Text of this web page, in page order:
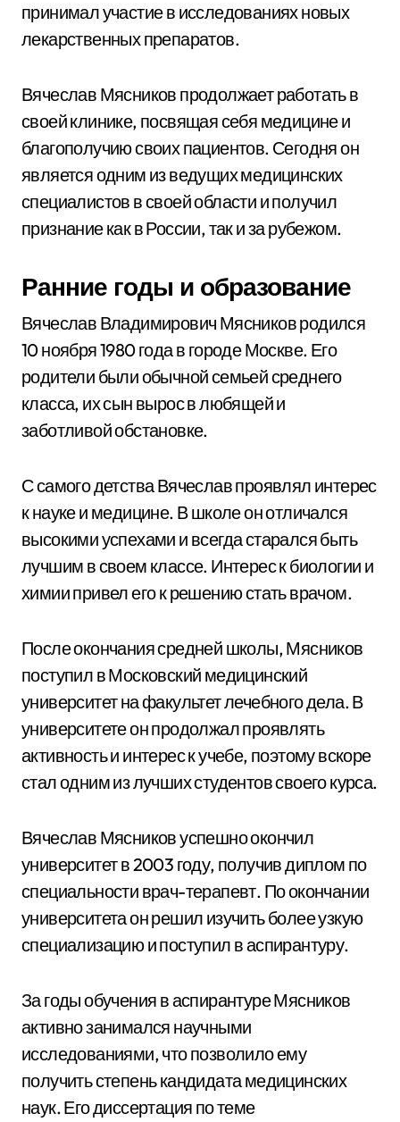
принимал участие в исследованиях новых
лекарственных препаратов.
Вячеслав Мясников продолжает работать в
своей клинике, посвящая себя медицине и
благополучию своих пациентов. Сегодня он
является одним из ведущих медицинских
специалистов в своей области и получил
признание как в России, так и за рубежом.
Ранние годы и образование
Вячеслав Владимирович Мясников родился
10 ноября 1980 года в городе Москве. Его
родители были обычной семьей среднего
класса, их сын вырос в любящей и
заботливой обстановке.
С самого детства Вячеслав проявлял интерес
к науке и медицине. В школе он отличался
высокими успехами и всегда старался быть
лучшим в своем классе. Интерес к биологии и
химии привел его к решению стать врачом.
После окончания средней школы, Мясников
поступил в Московский медицинский
университет на факультет лечебного дела. В
университете он продолжал проявлять
активность и интерес к учебе, поэтому вскоре
стал одним из лучших студентов своего курса.
Вячеслав Мясников успешно окончил
университет в 2003 году, получив диплом по
специальности врач-терапевт. По окончании
университета он решил изучить более узкую
специализацию и поступил в аспирантуру.
За годы обучения в аспирантуре Мясников
активно занимался научными
исследованиями, что позволило ему
получить степень кандидата медицинских
наук. Его диссертация по теме